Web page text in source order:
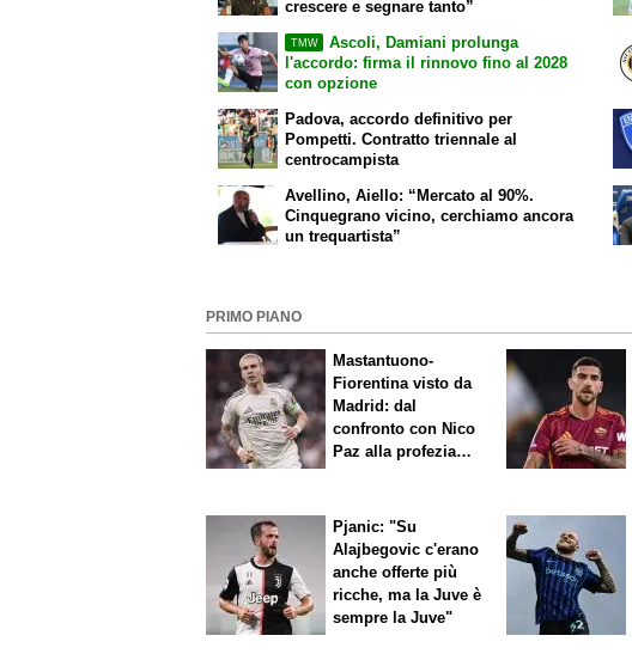
crescere e segnare tanto”
TMW
Ascoli, Damiani prolunga
l'accordo: firma il rinnovo fino al 2028
con opzione
Padova, accordo definitivo per
Pompetti. Contratto triennale al
centrocampista
Avellino, Aiello: “Mercato al 90%.
Cinquegrano vicino, cerchiamo ancora
un trequartista”
PRIMO PIANO
Mastantuono-
Fiorentina visto da
Madrid: dal
confronto con Nico
Paz alla profezia
Pjanic: "Su
Alajbegovic c'erano
anche offerte più
ricche, ma la Juve è
sempre la Juve"